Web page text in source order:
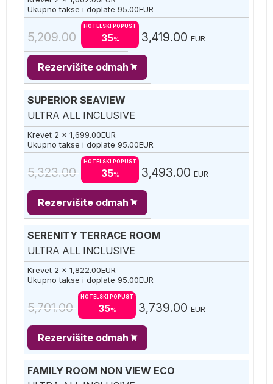
Ukupno takse i doplate 95.00EUR
5,209.00
HOTELSKI POPUST
35% 3,419.00 EUR
Rezervišite odmah
SUPERIOR SEAVIEW
ULTRA ALL INCLUSIVE
Krevet 2 x 1,699.00EUR
Ukupno takse i doplate 95.00EUR
5,323.00
HOTELSKI POPUST
35% 3,493.00 EUR
Rezervišite odmah
SERENITY TERRACE ROOM
ULTRA ALL INCLUSIVE
Krevet 2 x 1,822.00EUR
Ukupno takse i doplate 95.00EUR
5,701.00
HOTELSKI POPUST
35% 3,739.00 EUR
Rezervišite odmah
FAMILY ROOM NON VIEW ECO